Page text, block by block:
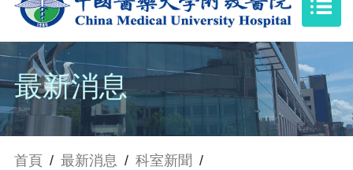
最新消息
首頁 / 最新消息 / 科室新聞 /